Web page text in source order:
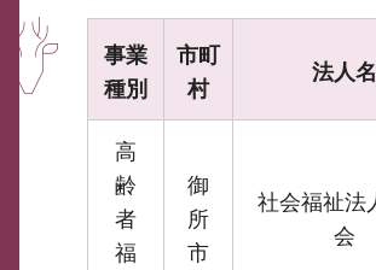
事業
種別
市町
村
法人名
高
齢
者
福
御
所
市
社会福祉法
会